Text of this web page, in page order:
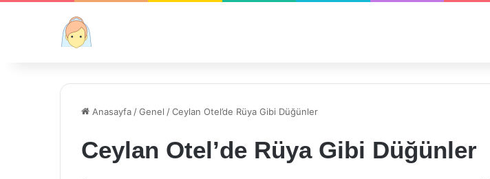
Anasayfa /Genel /Ceylan Otel’de Rüya Gibi Düğünler
Ceylan Otel’de Rüya Gibi Düğünler